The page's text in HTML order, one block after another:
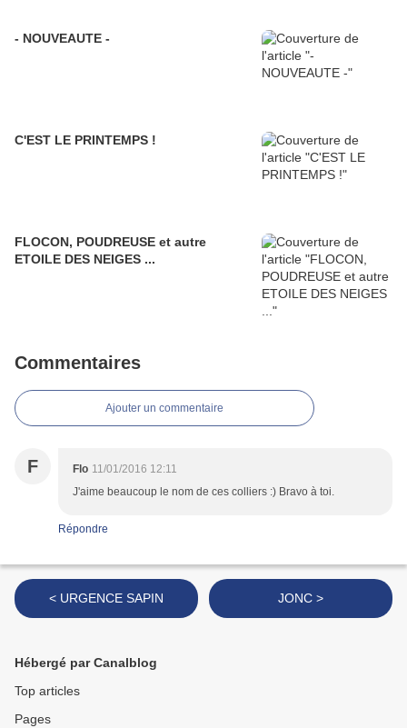
- NOUVEAUTE -
C'EST LE PRINTEMPS !
FLOCON, POUDREUSE et autre
ETOILE DES NEIGES ...
Commentaires
Ajouter un commentaire
F Flo 11/01/2016 12:11
J'aime beaucoup le nom de ces colliers :) Bravo à toi.
Répondre
< URGENCE SAPIN JONC >
Hébergé par Canalblog
Top articles
Pages